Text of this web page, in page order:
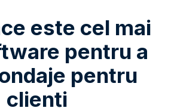
este cel mai
pentru a
pentru
clienți